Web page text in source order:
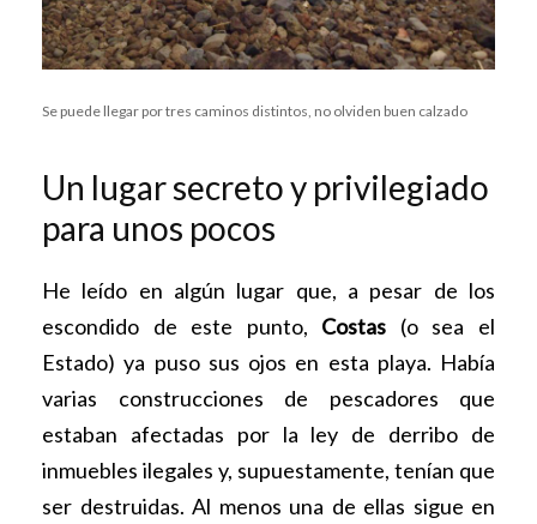
Se puede llegar por tres caminos distintos, no olviden buen calzado
Un lugar secreto y privilegiado
para unos pocos
He leído en algún lugar que, a pesar de los
escondido de este punto, Costas (o sea el
Estado) ya puso sus ojos en esta playa. Había
varias construcciones de pescadores que
estaban afectadas por la ley de derribo de
inmuebles ilegales y, supuestamente, tenían que
ser destruidas. Al menos una de ellas sigue en